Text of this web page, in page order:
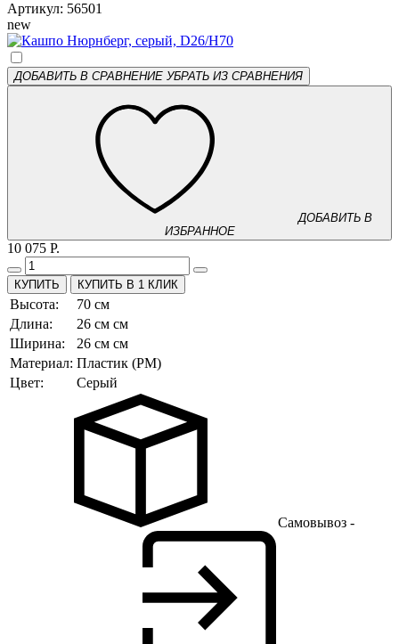
Артикул: 56501
new
ДОБАВИТЬ В СРАВНЕНИЕ УБРАТЬ ИЗ СРАВНЕНИЯ
ДОБАВИТЬ В
ИЗБРАННОЕ
10 075 Р.
КУПИТЬ В 1 КЛИК
Высота:
70 см
Длина:
26 см см
Ширина:
26 см см
Материал: Пластик (PM)
Цвет:
Серый
Самовывоз -